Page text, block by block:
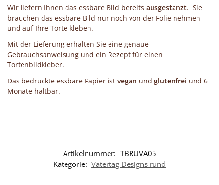
Wir liefern Ihnen das essbare Bild bereits ausgestanzt. Sie
brauchen das essbare Bild nur noch von der Folie nehmen
und auf Ihre Torte kleben.
Mit der Lieferung erhalten Sie eine genaue
Gebrauchsanweisung und ein Rezept für einen
Tortenbildkleber.
Das bedruckte essbare Papier ist vegan und glutenfrei und 6
Monate haltbar.
Artikelnummer: TBRUVA05
Kategorie: Vatertag Designs rund